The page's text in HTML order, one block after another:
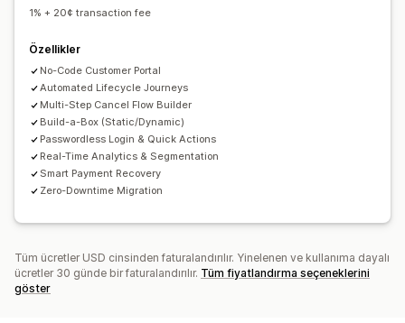
Kullanıcı başına fiyatlandırma
1% + 20¢ transaction fee
Özellikler
No-Code Customer Portal
Automated Lifecycle Journeys
Multi-Step Cancel Flow Builder
Build-a-Box (Static/Dynamic)
Passwordless Login & Quick Actions
Real-Time Analytics & Segmentation
Smart Payment Recovery
Zero-Downtime Migration
Tüm ücretler USD cinsinden faturalandırılır. Yinelenen ve kullanıma dayalı
ücretler 30 günde bir faturalandırılır. Tüm fiyatlandırma seçeneklerini
göster